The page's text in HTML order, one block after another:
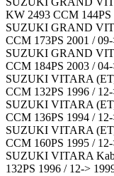
KW 2493 CCM 144PS
SUZUKI GRAND
CCM 173PS 2001 /
SUZUKI GRAND
CCM 184PS 2003 /
SUZUKI VITARA
CCM 132PS 1996 /
SUZUKI VITARA
CCM 136PS 1994 /
SUZUKI VITARA
CCM 160PS 1995 /
SUZUKI VITARA
132PS 1996 / 12->